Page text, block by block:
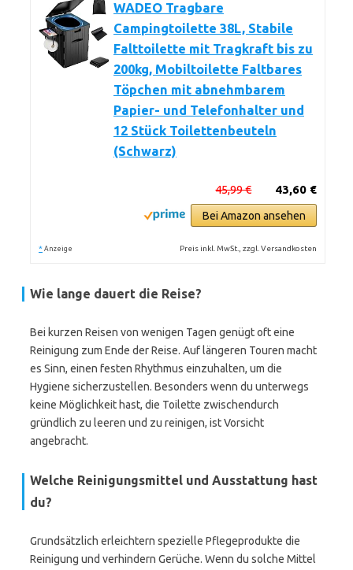
WADEO Tragbare
Campingtoilette 38L, Stabile
Falttoilette mit Tragkraft bis zu
200kg, Mobiltoilette Faltbares
Töpchen mit abnehmbarem
Papier- und Telefonhalter und
12 Stück Toilettenbeuteln
(Schwarz)
43,60 €
45,99 €
Bei Amazon ansehen
* Anzeige Preis inkl. MwSt., zzgl. Versandkosten
Wie lange dauert die Reise?
Bei kurzen Reisen von wenigen Tagen genügt oft eine
Reinigung zum Ende der Reise. Auf längeren Touren macht
es Sinn, einen festen Rhythmus einzuhalten, um die
Hygiene sicherzustellen. Besonders wenn du unterwegs
keine Möglichkeit hast, die Toilette zwischendurch
gründlich zu leeren und zu reinigen, ist Vorsicht
angebracht.
Welche Reinigungsmittel und Ausstattung hast
du?
Grundsätzlich erleichtern spezielle Pflegeprodukte die
Reinigung und verhindern Gerüche. Wenn du solche Mittel